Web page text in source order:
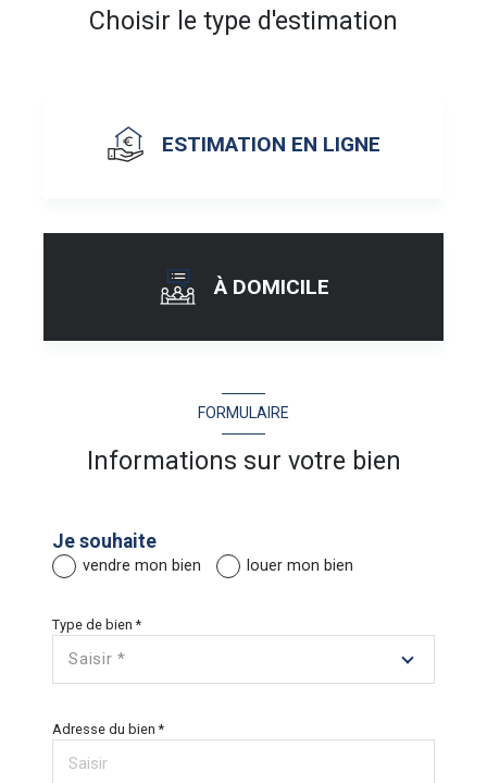
Choisir le type d'estimation
ESTIMATION EN LIGNE
À DOMICILE
J'obtiens une estimation en 4 étapes
Je sélectionne le type de bien
FORMULAIRE
Informations sur votre bien
Je souhaite
vendre mon bien louer mon bien
Type de bien *
Saisir *
Adresse du bien *